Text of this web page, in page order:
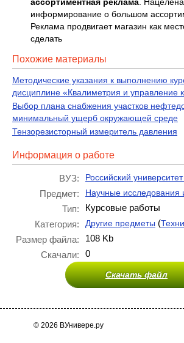
информирование о большом
Реклама продвигает магазин как
сделать
Похожие материалы
Методические указания к выполнению
дисциплине «Квалиметрия и управление
Выбор плана снабжения участков
минимальный ущерб окружающей среде
Тензорезисторный измеритель давления
Информация о работе
ВУЗ: Российский
Предмет: Научные исследования
Тип:
Курсовые работы
Категория:
Другие предметы (
Размер файла:
108 Kb
Скачали:
0
Скачать файл
© 2026 ВУнивере.ру